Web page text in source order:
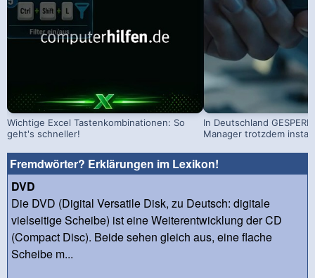
Wichtige Excel Tastenkombinationen: So
geht's schneller!
In Deutschland
Manager trotzdem
Fremdwörter? Erklärungen im Lexikon!
DVD
Die DVD (Digital Versatile Disk, zu Deutsch: digitale
vielseitige Scheibe) ist eine Weiterentwicklung der CD
(Compact Disc). Beide sehen gleich aus, eine flache
Scheibe m...